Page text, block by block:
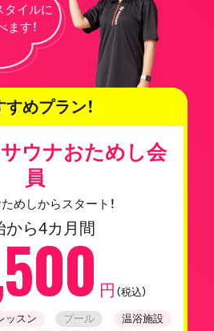
タイルに
す！
すめプラン！
サウナおためし会
員
めしからスタート！
から4カ月間
円 （税込）
ッスン プール 温浴施設